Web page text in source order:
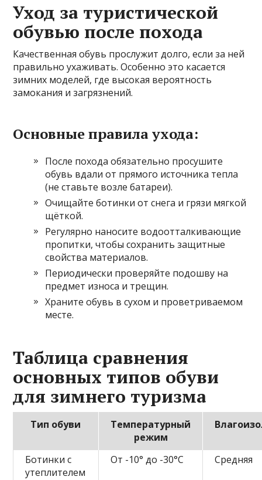
Уход за туристической
обувью после похода
Качественная обувь прослужит долго, если за ней
правильно ухаживать. Особенно это касается
зимних моделей, где высокая вероятность
замокания и загрязнений.
Основные правила ухода:
После похода обязательно просушите
обувь вдали от прямого источника тепла
(не ставьте возле батареи).
Очищайте ботинки от снега и грязи мягкой
щёткой.
Регулярно наносите водоотталкивающие
пропитки, чтобы сохранить защитные
свойства материалов.
Периодически проверяйте подошву на
предмет износа и трещин.
Храните обувь в сухом и проветриваемом
месте.
Таблица сравнения
основных типов обуви
для зимнего туризма
Тип обуви
Температурный
режим
Ботинки с
утеплителем
От -10° до -30°С Средняя